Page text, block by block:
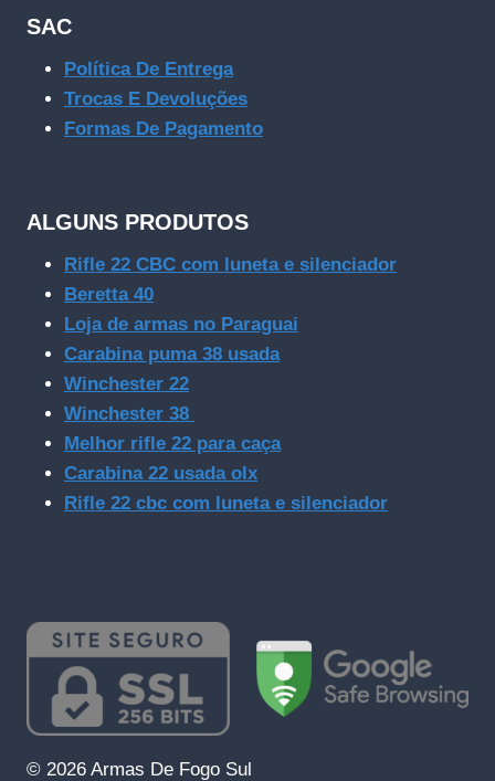
SAC
Política De Entrega
Trocas E Devoluções
Formas De Pagamento
ALGUNS PRODUTOS
Rifle 22 CBC com luneta e silenciador
Beretta 40
Loja de armas no Paraguai
Carabina puma 38 usada
Winchester 22
Winchester 38
Melhor rifle 22 para caça
Carabina 22 usada olx
Rifle 22 cbc com luneta e silenciador
© 2026 Armas De Fogo Sul